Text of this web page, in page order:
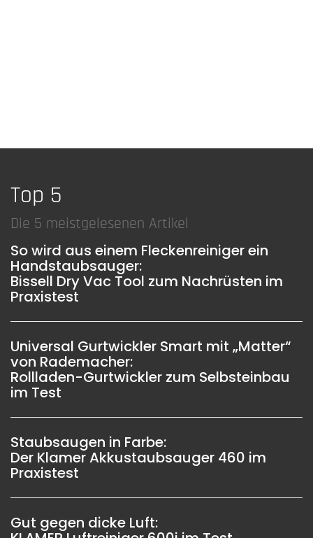
Top 5
Die 5 meistgelesenen Artikel
So wird aus einem Fleckenreiniger ein
Handstaubsauger:
Bissell Dry Vac Tool zum Nachrüsten im
Praxistest
Universal Gurtwickler Smart mit „Matter“
von Rademacher:
Rollladen-Gurtwickler zum Selbsteinbau
im Test
Staubsaugen in Farbe:
Der Klamer Akkustaubsauger 460 im
Praxistest
Gut gegen dicke Luft: